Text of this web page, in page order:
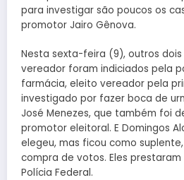
para investigar são poucos os
promotor Jairo Gênova.
Nesta sexta-feira (9), outros
vereador foram indiciados pela
farmácia, eleito vereador pela
investigado por fazer boca de
José Menezes, que também foi
promotor eleitoral. E Domingos
elegeu, mas ficou como
compra de votos. Eles
Polícia Federal.